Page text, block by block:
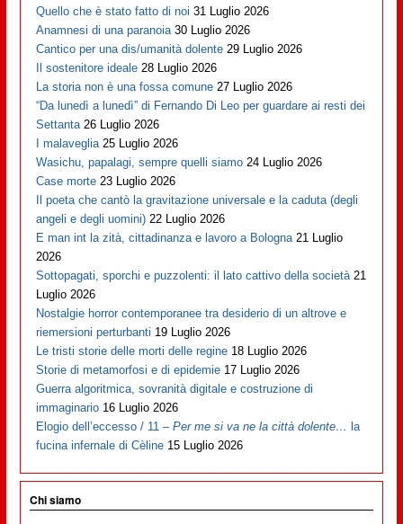
Quello che è stato fatto di noi 31 Luglio 2026
Anamnesi di una paranoia 30 Luglio 2026
Cantico per una dis/umanità dolente 29 Luglio 2026
Il sostenitore ideale 28 Luglio 2026
La storia non è una fossa comune 27 Luglio 2026
“Da lunedì a lunedì” di Fernando Di Leo per guardare ai resti dei
Settanta 26 Luglio 2026
I malaveglia 25 Luglio 2026
Wasichu, papalagi, sempre quelli siamo 24 Luglio 2026
Case morte 23 Luglio 2026
Il poeta che cantò la gravitazione universale e la caduta (degli
angeli e degli uomini) 22 Luglio 2026
E man int la zità, cittadinanza e lavoro a Bologna 21 Luglio
2026
Sottopagati, sporchi e puzzolenti: il lato cattivo della società 21
Luglio 2026
Nostalgie horror contemporanee tra desiderio di un altrove e
riemersioni perturbanti 19 Luglio 2026
Le tristi storie delle morti delle regine 18 Luglio 2026
Storie di metamorfosi e di epidemie 17 Luglio 2026
Guerra algoritmica, sovranità digitale e costruzione di
immaginario 16 Luglio 2026
Elogio dell’eccesso / 11 –Per me si va ne la città dolente… la
fucina infernale di Cèline 15 Luglio 2026
Chi siamo